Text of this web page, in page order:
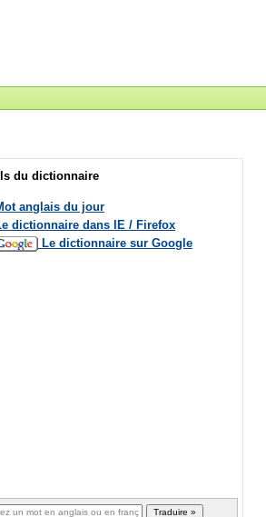
du dictionnaire
anglais du jour
dictionnaire dans IE / Firefox
Le dictionnaire sur Google